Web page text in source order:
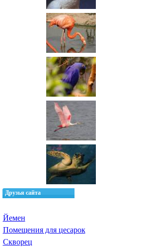
Друзья сайта
Йемен
Помещения для цесарок
Скворец